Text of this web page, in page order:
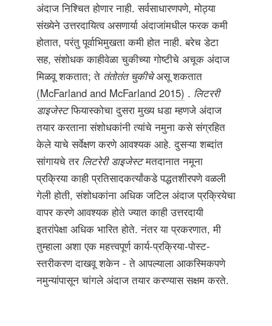
अंदाज निश्चित होणार नाही. सर्वसाधारणपणे, मोठ्या
संख्येने उत्तरदायित्व असणार्या अंदाजांमधील फरक कमी
होतात, परंतु पूर्वाभिमुखता कमी होत नाही. बरेच डेटा
सह, संशोधक काहीवेळा चुकीच्या गोष्टीचे अचूक अंदाज
मिळवू शकतात; ते तंतोतंत चुकीचेअसू शकतात
(McFarland and McFarland 2015) . लिटररी
डाइजेस्टफियास्कोचा दुसरा मुख्य धडा म्हणजे अंदाज
तयार करताना संशोधकांनी त्यांचे नमुना कसे संग्रहित
केले याचे सर्वेक्षण करणे आवश्यक आहे. दुसऱ्या शब्दांत
सांगायचे तर लिटरेरी डाइजेस्टमतदानात नमूना
प्रक्रिया काही प्रतिसादकर्त्यांकडे पद्धतशीरपणे वळली
गेली होती, संशोधकांना अधिक जटिल अंदाज प्रक्रियेचा
वापर करणे आवश्यक होते ज्यात काही उत्तरदायी
इतरांपेक्षा अधिक भारित होते. नंतर या प्रकरणात, मी
तुम्हाला अशा एक महत्त्वपूर्ण कार्य-प्रक्रिया-पोस्ट-
स्तरीकरण दाखवू शकेन - ते आपल्याला आकस्मिकपणे
नमुन्यांपासून चांगले अंदाज तयार करण्यास सक्षम करते.